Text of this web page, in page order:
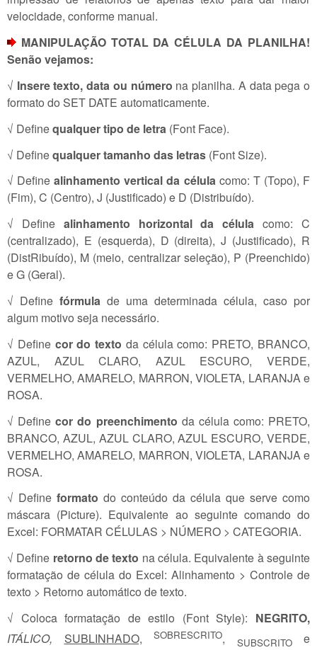
velocidade, conforme manual.
MANIPULAÇÃO TOTAL DA CÉLULA DA PLANILHA!
Senão vejamos:
√ Insere texto, data ou número na planilha. A data pega o
formato do SET DATE automaticamente.
√ Definequalquer tipo de letra (Font Face).
√ Definequalquer tamanho das letras (Font Size).
√ Definealinhamento vertical da célulacomo: T (Topo), F
(Fim), C (Centro), J (Justificado) e D (Distribuído).
√ Define alinhamento horizontal da célula como: C
(centralizado), E (esquerda), D (direita), J (Justificado), R
(DistRibuído), M (meio, centralizar seleção), P (Preenchido)
e G (Geral).
√ Define fórmula de uma determinada célula, caso por
algum motivo seja necessário.
√ Define cor do texto da célula como: PRETO, BRANCO,
AZUL, AZUL CLARO, AZUL ESCURO, VERDE,
VERMELHO, AMARELO, MARRON, VIOLETA, LARANJA e
ROSA.
√ Definecor do preenchimento da célula como: PRETO,
BRANCO, AZUL, AZUL CLARO, AZUL ESCURO, VERDE,
VERMELHO, AMARELO, MARRON, VIOLETA, LARANJA e
ROSA.
√ Define formato do conteúdo da célula que serve como
máscara (Picture). Equivalente ao seguinte comando do
Excel: FORMATAR CÉLULAS > NÚMERO > CATEGORIA.
√ Define retorno de texto na célula. Equivalente à seguinte
formatação de célula do Excel: Alinhamento > Controle de
texto > Retorno automático de texto.
√ Coloca formatação de estilo (Font Style): NEGRITO,
ITÁLICO,
SUBLINHADO, SOBRESCRITO, SUBSCRITOe